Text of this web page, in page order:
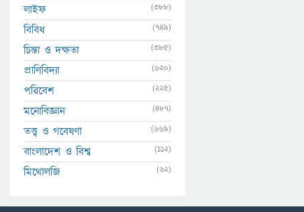
লাইফ (388)
বিবিধ (749)
চিন্তা ও দক্ষতা (385)
প্রাণিবিদ্যা (620)
পরিবেশ (225)
মনোবিজ্ঞান (487)
তত্ত্ব ও গবেষণা (669)
বাংলাদেশ ও বিশ্ব (112)
মিথোলজি (62)